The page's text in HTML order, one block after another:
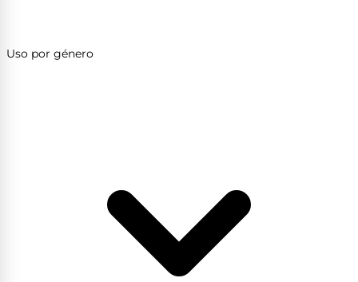
Uso por género